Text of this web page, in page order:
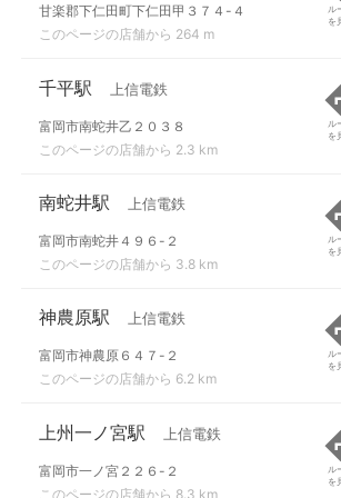
甘楽郡下仁田町下仁田甲３７４-４
このページの店舗から 264 m
ル
を
千平駅 上信電鉄
富岡市南蛇井乙２０３８
このページの店舗から 2.3 km
ル
を
南蛇井駅 上信電鉄
富岡市南蛇井４９６-２
このページの店舗から 3.8 km
ル
を
神農原駅 上信電鉄
富岡市神農原６４７-２
このページの店舗から 6.2 km
ル
を
上州一ノ宮駅 上信電鉄
富岡市一ノ宮２２６-２
このページの店舗から 8.3 km
ル
を